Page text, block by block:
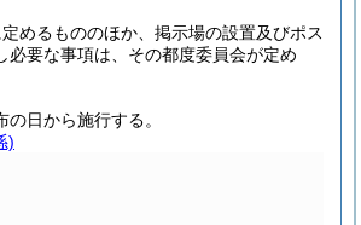
定めるもののほか、掲示場の設置及びポス
必要な事項は、その都度委員会が定め
の日から施行する。
)